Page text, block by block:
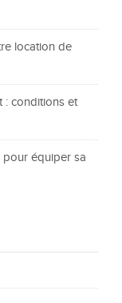
location de
: conditions et
pour équiper sa